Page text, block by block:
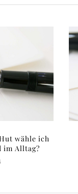
wähle ich
im Alltag?